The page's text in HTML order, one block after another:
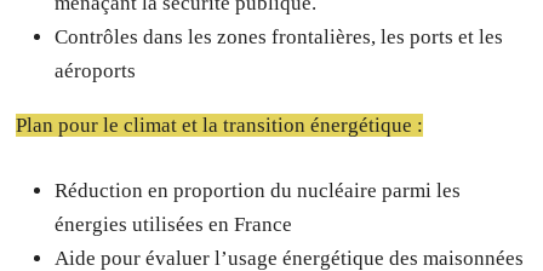
Contrôles dans les zones frontalières, les ports et les
aéroports
Plan pour le climat et la transition énergétique :
Réduction en proportion du nucléaire parmi les
énergies utilisées en France
Aide pour évaluer l’usage énergétique des maisonnées